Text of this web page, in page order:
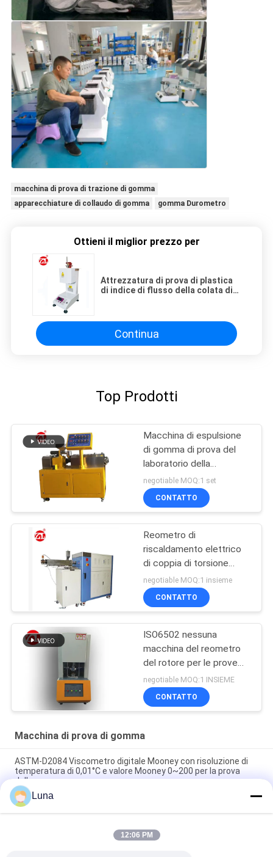
macchina di prova di trazione di gomma
apparecchiature di collaudo di gomma
gomma Durometro
Ottieni il miglior prezzo per
Attrezzatura di prova di plastica
di indice di flusso della colata di
Continua
Top Prodotti
Macchina di espulsione
di gomma di prova del
laboratorio della
macchina della vite di
gomma del gemello per
PA del PC del PVC
negotiable MOQ:1 set
CONTATTO
Reometro di
riscaldamento elettrico
di coppia di torsione
60ML più la gamma 0-
300Nm di coppia di
torsione del miscelatore
negotiable MOQ:1 insieme
CONTATTO
ISO6502 nessuna
macchina del reometro
del rotore per le prove
della gomma
negotiable MOQ:1 INSIEME
CONTATTO
Macchina di prova di gomma
ASTM-D2084 Viscometro digitale Mooney con risoluzione di
temperatura di 0,01°C e valore Mooney 0~200 per la prova
della gomma
Macchina di prova di gomma utilizzata laboratorio del singolo
del chip reometro di controllo senza rotore
Tester di impatto digitale ISO 180 con velocità di impatto di
Luna
12:06 PM